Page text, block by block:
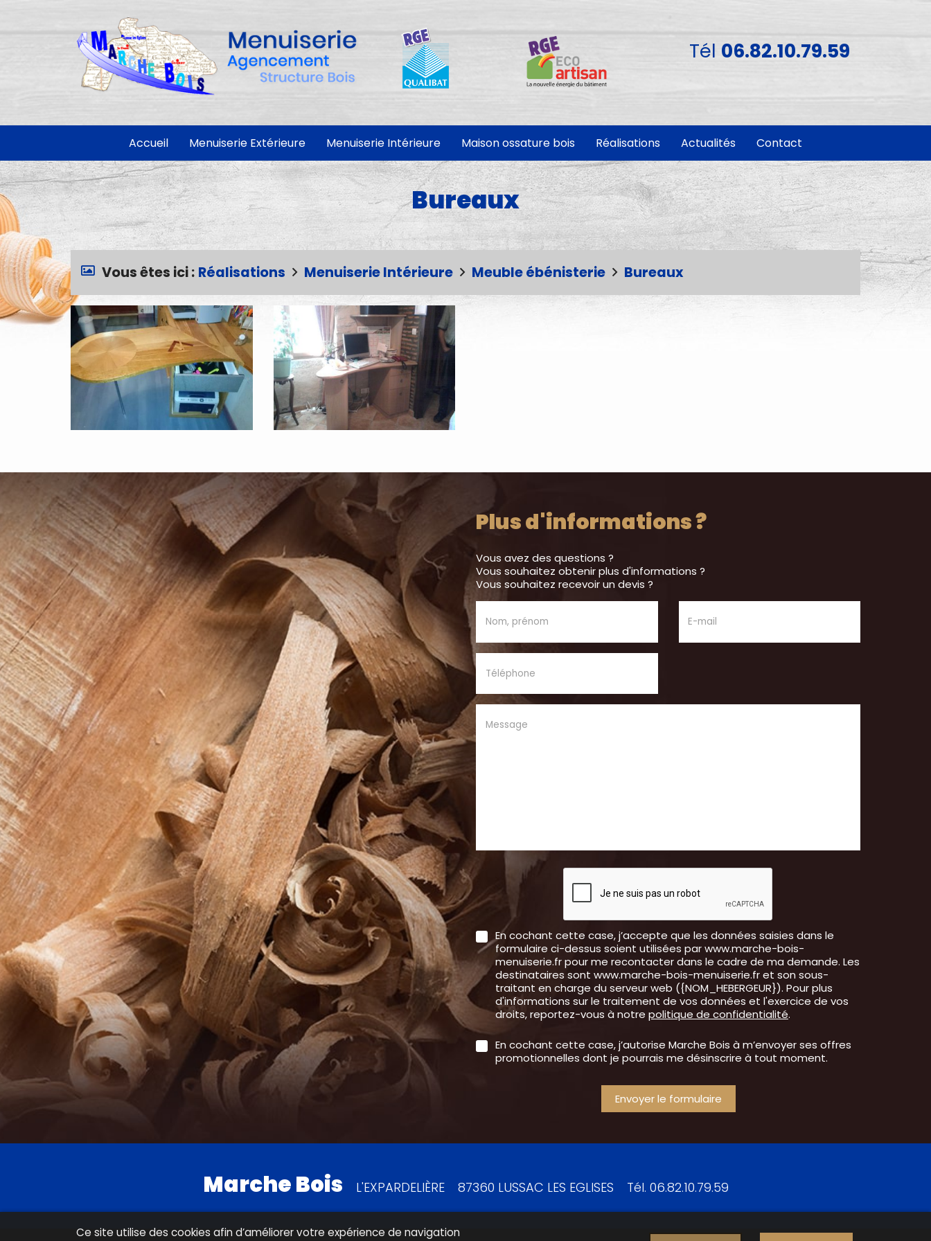
Tél 06.82.10.79.59
Accueil Menuiserie Extérieure Menuiserie Intérieure Maison ossature bois Réalisations Actualités Contact
Bureaux
Vous êtes ici : Réalisations Menuiserie Intérieure Meuble ébénisterie Bureaux
Plus d'informations ?
Vous avez des questions ?
Vous souhaitez obtenir plus d'informations ?
Vous souhaitez recevoir un devis ?
Nom, prénom E-mail
Téléphone
Message
En cochant cette case, j’accepte que les données saisies dans le
formulaire ci-dessus soient utilisées par www.marche-bois-
menuiserie.fr pour me recontacter dans le cadre de ma demande. Les
destinataires sont www.marche-bois-menuiserie.fr et son sous-
traitant en charge du serveur web ({NOM_HEBERGEUR}). Pour plus
d'informations sur le traitement de vos données et l'exercice de vos
droits, reportez-vous à notre politique de confidentialité.
En cochant cette case, j’autorise Marche Bois à m’envoyer ses offres
promotionnelles dont je pourrais me désinscrire à tout moment.
Marche Bois L'EXPARDELIÈRE 87360 LUSSAC LES EGLISES Tél. 06.82.10.79.59
Ce site utilise des cookies afin d’améliorer votre expérience de navigation